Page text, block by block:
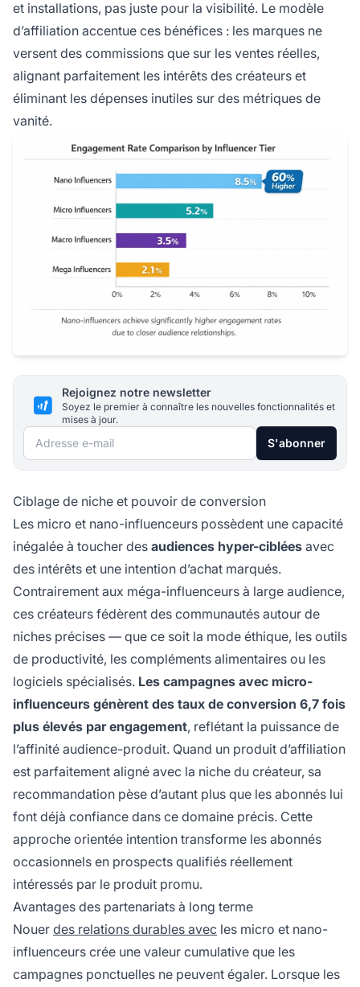
et installations, pas juste pour la visibilité. Le modèle
d’affiliation accentue ces bénéfices : les marques ne
versent des commissions que sur les ventes réelles,
alignant parfaitement les intérêts des créateurs et
éliminant les dépenses inutiles sur des métriques de
vanité.
Rejoignez notre newsletter
Soyez le premier à connaître les nouvelles fonctionnalités et
mises à jour.
Adresse e-mail S'abonner
Ciblage de niche et pouvoir de conversion
Les micro et nano-influenceurs possèdent une capacité
inégalée à toucher des audiences hyper-ciblées avec
des intérêts et une intention d’achat marqués.
Contrairement aux méga-influenceurs à large audience,
ces créateurs fédèrent des communautés autour de
niches précises — que ce soit la mode éthique, les outils
de productivité, les compléments alimentaires ou les
logiciels spécialisés. Les campagnes avec micro-
influenceurs génèrent des taux de conversion 6,7 fois
plus élevés par engagement, reflétant la puissance de
l’affinité audience-produit. Quand un produit d’affiliation
est parfaitement aligné avec la niche du créateur, sa
recommandation pèse d’autant plus que les abonnés lui
font déjà confiance dans ce domaine précis. Cette
approche orientée intention transforme les abonnés
occasionnels en prospects qualifiés réellement
intéressés par le produit promu.
Avantages des partenariats à long terme
Nouer des relations durables avec les micro et nano-
influenceurs crée une valeur cumulative que les
campagnes ponctuelles ne peuvent égaler. Lorsque les